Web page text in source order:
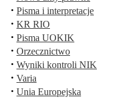
· Pisma i interpretacje
· KR RIO
· Pisma UOKIK
· Orzecznictwo
· Wyniki kontroli NIK
· Varia
· Unia Europejska